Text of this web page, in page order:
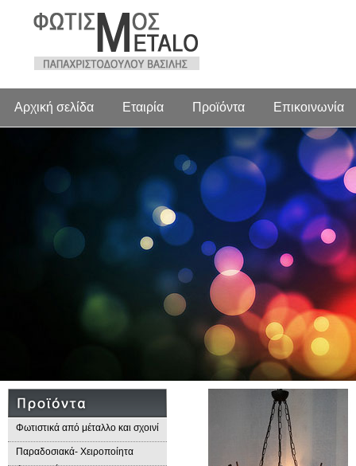
Αρχική σελίδα Εταιρία Προϊόντα Επικοινωνία
Φωτιστικά από μέταλλο και σχοινί
Παραδοσιακά- Χειροποίητα